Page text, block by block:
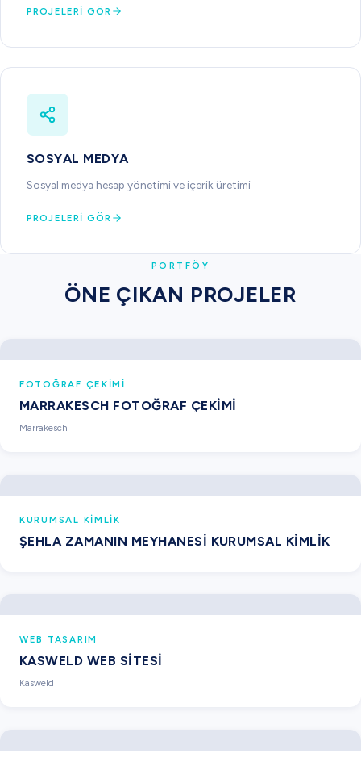
PROJELERI GÖR
SOSYAL MEDYA
Sosyal medya hesap yönetimi ve içerik üretimi
PROJELERI GÖR
PORTFÖY
ÖNE ÇIKAN PROJELER
FOTOĞRAF ÇEKIMI
MARRAKESCH FOTOĞRAF ÇEKIMI
Marrakesch
KURUMSAL KIMLIK
ŞEHLA ZAMANIN MEYHANESI KURUMSAL KIMLIK
WEB TASARIM
KASWELD WEB SITESI
Kasweld